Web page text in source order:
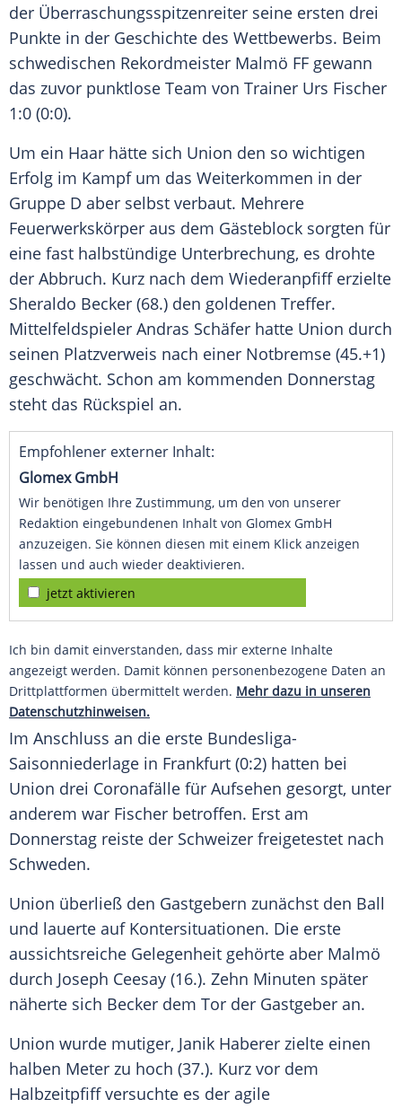
der Überraschungsspitzenreiter seine ersten drei
Punkte in der Geschichte des Wettbewerbs. Beim
schwedischen Rekordmeister Malmö FF gewann
das zuvor punktlose Team von Trainer Urs Fischer
1:0 (0:0).
Um ein Haar hätte sich Union den so wichtigen
Erfolg im Kampf um das Weiterkommen in der
Gruppe D aber selbst verbaut. Mehrere
Feuerwerkskörper aus dem Gästeblock sorgten für
eine fast halbstündige Unterbrechung, es drohte
der Abbruch. Kurz nach dem Wiederanpfiff erzielte
Sheraldo Becker (68.) den goldenen Treffer.
Mittelfeldspieler Andras Schäfer hatte Union durch
seinen Platzverweis nach einer Notbremse (45.+1)
geschwächt. Schon am kommenden Donnerstag
steht das Rückspiel an.
Empfohlener externer Inhalt:
Glomex GmbH
Wir benötigen Ihre Zustimmung, um den von unserer
Redaktion eingebundenen Inhalt von Glomex GmbH
anzuzeigen. Sie können diesen mit einem Klick anzeigen
lassen und auch wieder deaktivieren.
jetzt aktivieren
Ich bin damit einverstanden, dass mir externe Inhalte
angezeigt werden. Damit können personenbezogene Daten an
Drittplattformen übermittelt werden. Mehr dazu in unseren
Datenschutzhinweisen.
Im Anschluss an die erste Bundesliga-
Saisonniederlage in Frankfurt (0:2) hatten bei
Union drei Coronafälle für Aufsehen gesorgt, unter
anderem war Fischer betroffen. Erst am
Donnerstag reiste der Schweizer freigetestet nach
Schweden.
Union überließ den Gastgebern zunächst den Ball
und lauerte auf Kontersituationen. Die erste
aussichtsreiche Gelegenheit gehörte aber Malmö
durch Joseph Ceesay (16.). Zehn Minuten später
näherte sich Becker dem Tor der Gastgeber an.
Union wurde mutiger, Janik Haberer zielte einen
halben Meter zu hoch (37.). Kurz vor dem
Halbzeitpfiff versuchte es der agile